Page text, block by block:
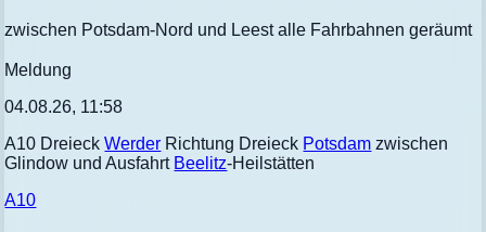
zwischen Potsdam-Nord und Leest alle Fahrbahnen geräumt
Meldung
04.08.26, 11:58
A10 DreieckWerder Richtung Dreieck Potsdam zwischen
Glindow und Ausfahrt Beelitz-Heilstätten
A10